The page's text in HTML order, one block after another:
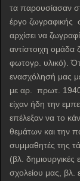
τα παρουσίασαν
έργο ζωγραφικής
αρχίσει να
αντίστοιχη
φωτογρ. υλικό).
ενασχόλησή μας
με αρ. πρωτ.
είχαν ήδη την
επέλεξαν να το
θεμάτων και την
συμμαθητές της
(βλ. δημιουργικές
σχολείου μας, βλ.